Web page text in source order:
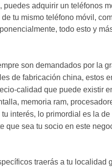
adquirir un teléfonos
tu mismo teléfono móvil,
todo esto y
son demandados por la
de fabricación china, estos
calidad que puede existir
memoria ram,
interés, lo primordial es la de
que sea tu socio en este
traerás a tu localidad